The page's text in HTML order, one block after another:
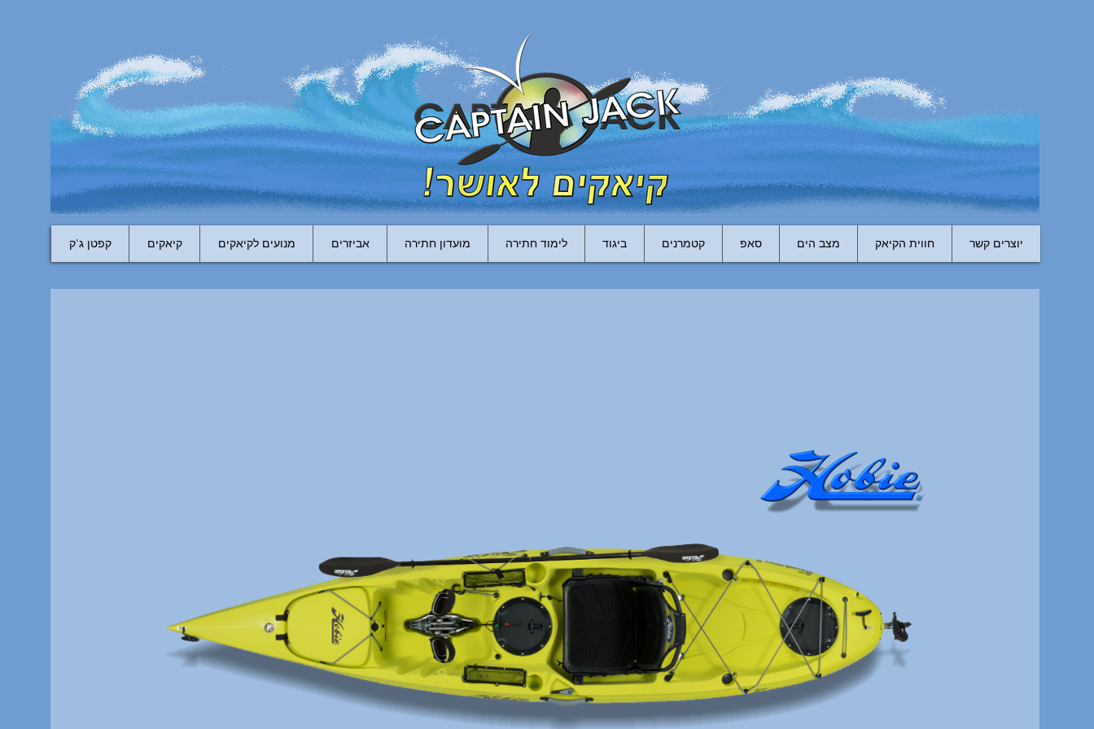
קפטן ג'ק קיאקים מנועים לקיאקים אביזרים מועדון חתירה לימוד חתירה ביגוד קטמרנים סאפ מצב הים חווית הקיאק יוצרים קשר